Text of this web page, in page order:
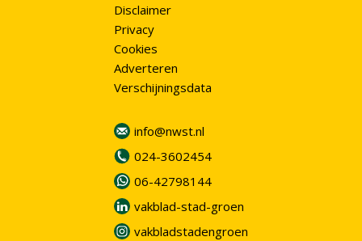
Disclaimer
Privacy
Cookies
Adverteren
Verschijningsdata
info@nwst.nl
024-3602454
06-42798144
vakblad-stad-groen
vakbladstadengroen